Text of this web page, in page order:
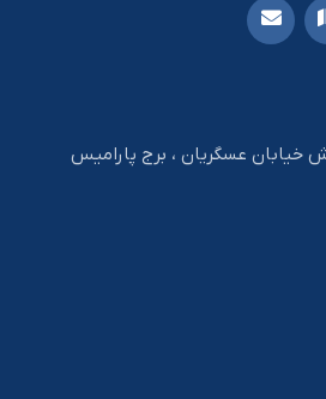
خیابان عسگریان ، برج پارامیس